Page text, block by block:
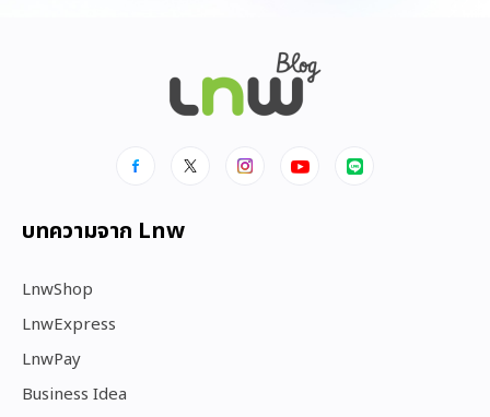
บทความจาก Lnw
LnwShop
LnwExpress
LnwPay
Business Idea